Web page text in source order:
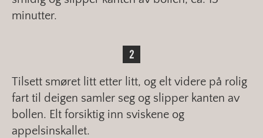
minutter.
Tilsett smøret litt etter litt, og elt videre på rolig
fart til deigen samler seg og slipper kanten av
bollen. Elt forsiktig inn sviskene og
appelsinskallet.